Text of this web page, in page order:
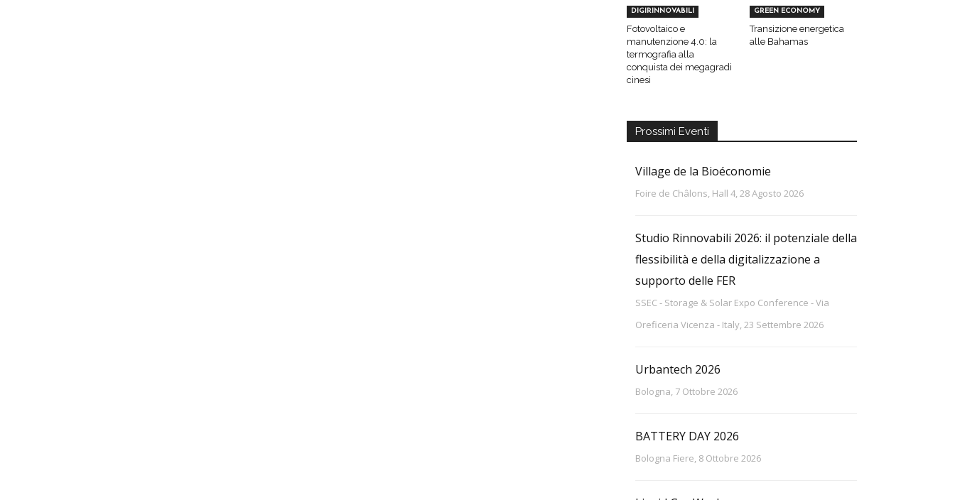
DIGIRINNOVABILI
Fotovoltaico e
manutenzione 4.0: la
termografia alla
conquista dei megagradi
cinesi
GREEN ECONOMY
Transizione energetica
alle Bahamas
Prossimi Eventi
Village de la Bioéconomie
Foire de Châlons, Hall 4, 28 Agosto 2026
Studio Rinnovabili 2026: il potenziale della
flessibilità e della digitalizzazione a
supporto delle FER
SSEC - Storage & Solar Expo Conference - Via
Oreficeria Vicenza - Italy, 23 Settembre 2026
Urbantech 2026
Bologna, 7 Ottobre 2026
BATTERY DAY 2026
Bologna Fiere, 8 Ottobre 2026